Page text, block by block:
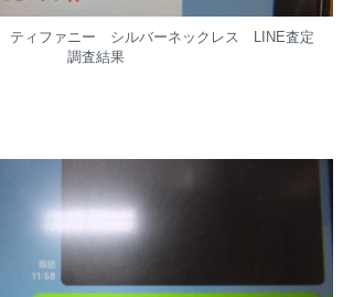
ティファニー シルバーネックレス LINE査定
調査結果